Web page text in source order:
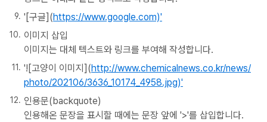
'[구글](https://www.google.com)'
이미지 삽입
이미지는 대체 텍스트와 링크를 부여해 작성합니다.
'![고양이 이미지](http://www.chemicalnews.co.kr/news/
photo/202106/3636_10174_4958.jpg)'
인용문(backquote)
인용해온 문장을 표시할 때에는 문장 앞에 '>'를 삽입합니다.